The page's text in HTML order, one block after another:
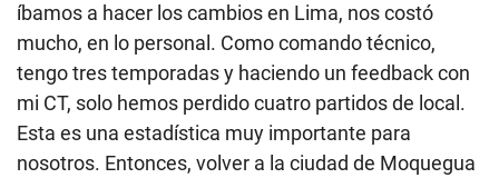
íbamos a hacer los cambios en Lima, nos costó
mucho, en lo personal. Como comando técnico,
tengo tres temporadas y haciendo un feedback con
mi CT, solo hemos perdido cuatro partidos de local.
Esta es una estadística muy importante para
nosotros. Entonces, volver a la ciudad de Moquegua